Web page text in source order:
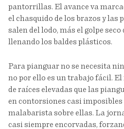
pantorrillas. El avance va
el chasquido de los brazos y las
salen del lodo, más el golpe seco
llenando los baldes plásticos.
Para pianguar no se necesita
no por ello es un trabajo fácil.
de raíces elevadas que las
en contorsiones casi
malabarista sobre ellas. La
casi siempre encorvadas,